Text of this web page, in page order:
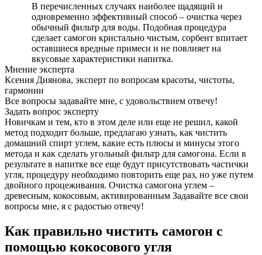
В перечисленных случаях наиболее щадящий и
одновременно эффективный способ – очистка через
обычный фильтр для воды. Подобная процедура
сделает самогон кристально чистым, сорбент впитает
оставшиеся вредные примеси и не повлияет на
вкусовые характеристики напитка.
Мнение эксперта
Ксения Диянова, эксперт по вопросам красоты, чистоты,
гармонии
Все вопросы задавайте мне, с удовольствием отвечу!
Задать вопрос эксперту
Новичкам и тем, кто в этом деле или еще не решил, какой
метод подходит больше, предлагаю узнать, как чистить
домашний спирт углем, какие есть плюсы и минусы этого
метода и как сделать угольный фильтр для самогона. Если в
результате в напитке все еще будут присутствовать частички
угля, процедуру необходимо повторить еще раз, но уже путем
двойного процеживания. Очистка самогона углем –
древесным, кокосовым, активированным Задавайте все свои
вопросы мне, я с радостью отвечу!
Как правильно чистить самогон с
помощью кокосового угля